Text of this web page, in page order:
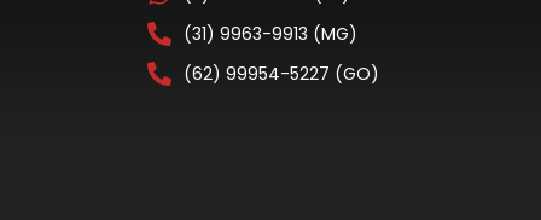
(31) 9963-9913 (MG)
(62) 99954-5227 (GO)